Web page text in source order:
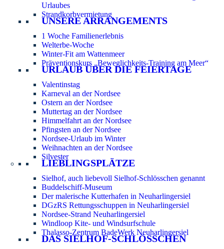
Urlaubes
Strandkorbvermietung
UNSERE ARRANGEMENTS
1 Woche Familienerlebnis
Welterbe-Woche
Winter-Fit am Wattenmeer
Präventionskurs „Beweglichkeits-Training am Meer“
URLAUB ÜBER DIE FEIERTAGE
Valentinstag
Karneval an der Nordsee
Ostern an der Nordsee
Muttertag an der Nordsee
Himmelfahrt an der Nordsee
Pfingsten an der Nordsee
Nordsee-Urlaub im Winter
Weihnachten an der Nordsee
Silvester
LIEBLINGSPLÄTZE
Sielhof, auch liebevoll Sielhof-Schlösschen genannt
Buddelschiff-Museum
Der malerische Kutterhafen in Neuharlingersiel
DGzRS Rettungsschuppen in Neuharlingersiel
Nordsee-Strand Neuharlingersiel
Windloop Kite- und Windsurfschule
Thalasso-Zentrum BadeWerk Neuharlingersiel
DAS SIELHOF-SCHLÖSSCHEN